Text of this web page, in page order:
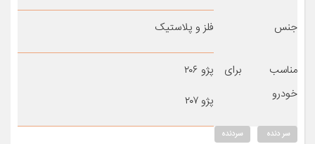
جنس فلز و پلاستیک
مناسب برای
خودرو
پژو ۲۰۶
پژو ۲۰۷
سر دنده سردنده